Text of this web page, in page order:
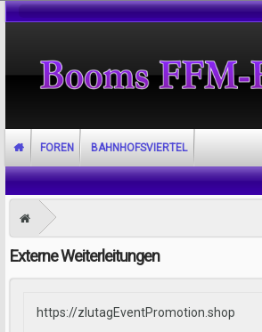
Externe Weiterleitungen
https://zlutagEventPromotion.shop
FOREN BAHNHOFSVIERTEL